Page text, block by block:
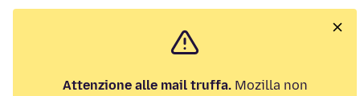
Attenzione alle mail truffa.Mozilla non